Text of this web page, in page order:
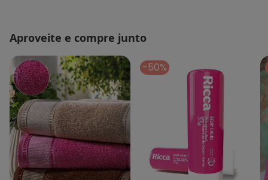
Aproveite e compre junto
-50%